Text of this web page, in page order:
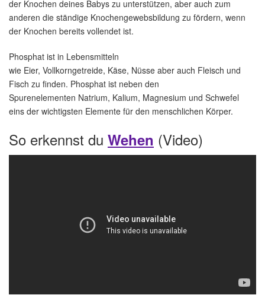
der Knochen deines Babys zu unterstützen, aber auch zum
anderen die ständige Knochengewebsbildung zu fördern, wenn
der Knochen bereits vollendet ist.
Phosphat ist in Lebensmitteln
wie Eier, Vollkorngetreide, Käse, Nüsse aber auch Fleisch und
Fisch zu finden. Phosphat ist neben den
Spurenelementen Natrium, Kalium, Magnesium und Schwefel
eins der wichtigsten Elemente für den menschlichen Körper.
So erkennst du Wehen (Video)